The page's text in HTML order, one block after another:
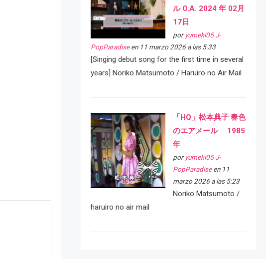
ル O.A. 2024 年 02月
17日
por yumeki05 J-
PopParadiseen 11 marzo 2026 a las 5:33
[Singing debut song for the first time in several
years] Noriko Matsumoto / Haruiro no Air Mail
「HQ」松本典子 春色
のエアメール 1985
年
por yumeki05 J-
PopParadiseen 11
marzo 2026 a las 5:23
Noriko Matsumoto /
haruiro no air mail